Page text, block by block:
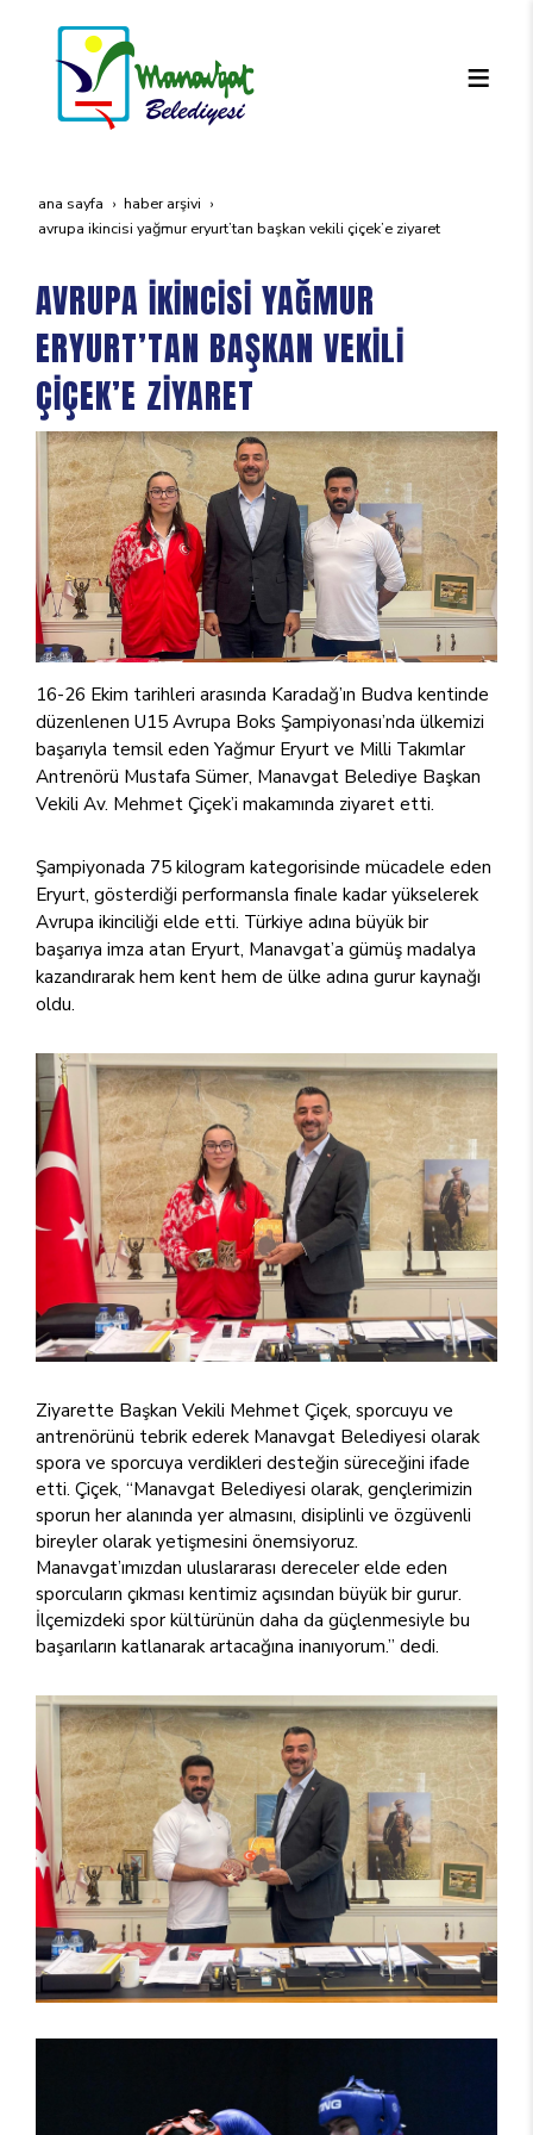
ana sayfa
haber arşivi
avrupa i̇ki̇nci̇si̇ yağmur eryurt’tan başkan veki̇li̇ çi̇çek’e zi̇yaret
AVRUPA İKİNCİSİ YAĞMUR
ERYURT’TAN BAŞKAN VEKİLİ
ÇİÇEK’E ZİYARET
16-26 Ekim tarihleri arasında Karadağ’ın Budva kentinde
düzenlenen U15 Avrupa Boks Şampiyonası’nda ülkemizi
başarıyla temsil eden Yağmur Eryurt ve Milli Takımlar
Antrenörü Mustafa Sümer, Manavgat Belediye Başkan
Vekili Av. Mehmet Çiçek’i makamında ziyaret etti.
Şampiyonada 75 kilogram kategorisinde mücadele eden
Eryurt, gösterdiği performansla finale kadar yükselerek
Avrupa ikinciliği elde etti. Türkiye adına büyük bir
başarıya imza atan Eryurt, Manavgat’a gümüş madalya
kazandırarak hem kent hem de ülke adına gurur kaynağı
oldu.
Ziyarette Başkan Vekili Mehmet Çiçek, sporcuyu ve
antrenörünü tebrik ederek Manavgat Belediyesi olarak
spora ve sporcuya verdikleri desteğin süreceğini ifade
etti. Çiçek, “Manavgat Belediyesi olarak, gençlerimizin
sporun her alanında yer almasını, disiplinli ve özgüvenli
bireyler olarak yetişmesini önemsiyoruz.
Manavgat’ımızdan uluslararası dereceler elde eden
sporcuların çıkması kentimiz açısından büyük bir gurur.
İlçemizdeki spor kültürünün daha da güçlenmesiyle bu
başarıların katlanarak artacağına inanıyorum.” dedi.